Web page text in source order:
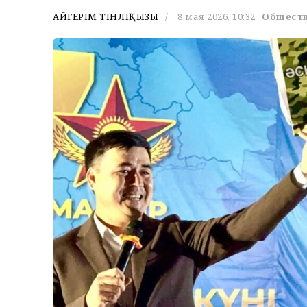
АЙГЕРІМ ТІНӘЛІҚЫЗЫ 8 мая 2026, 10:32